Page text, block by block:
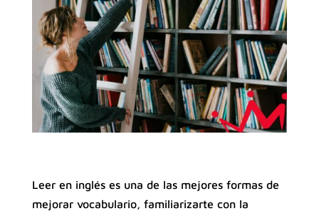
Leer en inglés es una de las mejores formas de
mejorar vocabulario, familiarizarte con la